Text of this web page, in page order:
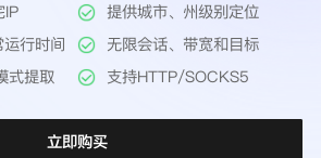
IP
提供城市、州级别定位
行时间
无限会话、带宽和目标
式提取
支持HTTP/SOCKS5
立即购买